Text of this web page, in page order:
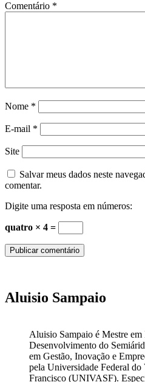
Comentário *
Nome *
E-mail *
Site
Salvar meus dados neste
comentar.
Digite uma resposta em números:
quatro × 4 =
Aluisio Sampaio
Aluisio Sampaio é Mestre em
Desenvolvimento do
em Gestão, Inovação e
pela Universidade Federal do
Francisco (UNIVASF).